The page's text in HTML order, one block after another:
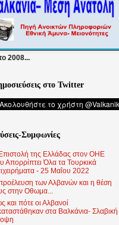
2008...
στο Twitter
Συμφωνίες
της Ελλάδας στον ΟΗΕ
Απορρίπτει Όλα τα Τουρκικά
- 25 Μαΐου 2022
των Αλβανών και η θέση
στην Οθωμα...
και πότε οι Αλβανοί
στα Βαλκάνια- Σλαβική